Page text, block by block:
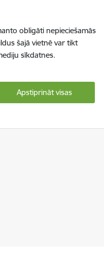
obligāti nepieciešamās
šajā vietnē var tikt
sīkdatnes.
Apstiprināt visas